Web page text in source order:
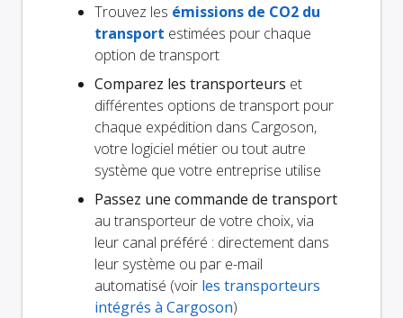
Trouvez les émissions de CO2 du
transport estimées pour chaque
option de transport
Comparez les transporteurs et
différentes options de transport pour
chaque expédition dans Cargoson,
votre logiciel métier ou tout autre
système que votre entreprise utilise
Passez une commande de transport
au transporteur de votre choix, via
leur canal préféré : directement dans
leur système ou par e-mail
automatisé (voir les transporteurs
intégrés à Cargoson)